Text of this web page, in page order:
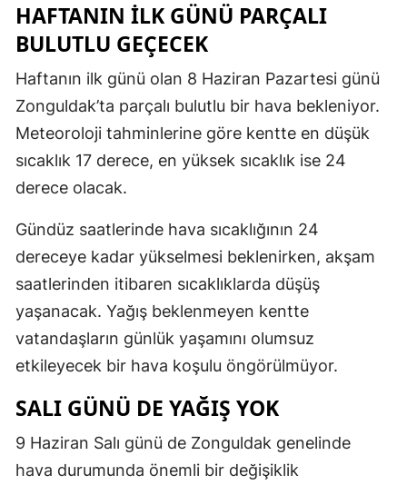
HAFTANIN İLK GÜNÜ PARÇALI
BULUTLU GEÇECEK
Haftanın ilk günü olan 8 Haziran Pazartesi günü
Zonguldak’ta parçalı bulutlu bir hava bekleniyor.
Meteoroloji tahminlerine göre kentte en düşük
sıcaklık 17 derece, en yüksek sıcaklık ise 24
derece olacak.
Gündüz saatlerinde hava sıcaklığının 24
dereceye kadar yükselmesi beklenirken, akşam
saatlerinden itibaren sıcaklıklarda düşüş
yaşanacak. Yağış beklenmeyen kentte
vatandaşların günlük yaşamını olumsuz
etkileyecek bir hava koşulu öngörülmüyor.
SALI GÜNÜ DE YAĞIŞ YOK
9 Haziran Salı günü de Zonguldak genelinde
hava durumunda önemli bir değişiklik